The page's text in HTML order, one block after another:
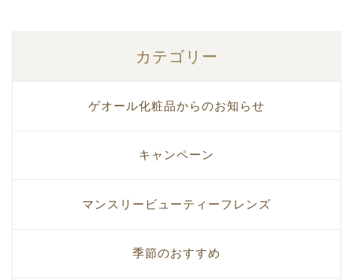
カテゴリー
ゲオール化粧品からのお知らせ
キャンペーン
マンスリービューティーフレンズ
季節のおすすめ